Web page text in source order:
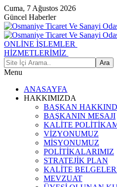
Cuma, 7 Ağustos 2026
Güncel Haberler
ONLİNE İŞLEMLER
HİZMETLERİMİZ
Menu
ANASAYFA
HAKKIMIZDA
BAŞKAN
BAŞKANIN MESAJI
KALİTE
VİZYONUMUZ
MİSYONUMUZ
POLİTİKALARIMIZ
STRATEJİK PLAN
KALİTE
MEVZUAT